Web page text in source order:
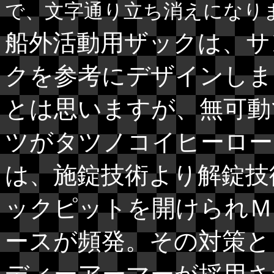
で、文字通り立ち消えになり
船外活動用ザックは、
クを参考にデザインし
とは思いますが、無可
ツがタツノコイヒーロ
は、施錠技術より解錠
ックピットを開けられ
ースが頻発。その対策